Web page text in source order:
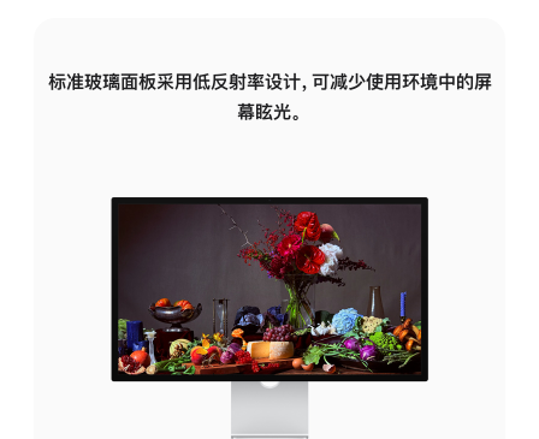
标准玻璃面板采用低反射率设计，可减少使用环境中的屏
幕眩光。